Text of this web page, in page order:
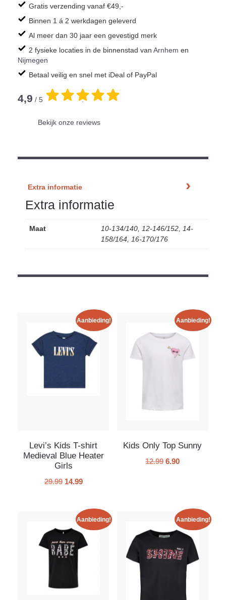
Gratis verzending vanaf €49,-
Binnen 1 á 2 werkdagen geleverd
Al meer dan 30 jaar een gevestigd merk
2 fysieke locaties in de binnenstad van Arnhem en
Nijmegen
Betaal veilig en snel met iDeal of PayPal
4,9 / 5 .
Bekijk onze reviews
Extra informatie
Extra informatie
Maat
10-134/140, 12-146/152, 14-
158/164, 16-170/176
Aanbieding!
Levi’s Kids T-shirt
Medieval Blue Heater
Girls
29.99 14.99
Aanbieding!
Kids Only Top Sunny
12.99 6.90
Aanbieding! Aanbieding!